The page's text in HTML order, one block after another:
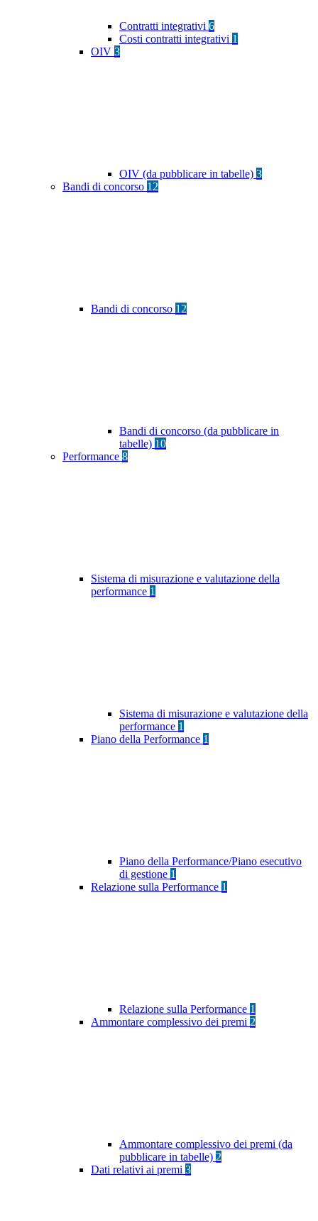
Contratti integrativi 6
Costi contratti integrativi 1
OIV 3
OIV (da pubblicare in tabelle) 3
Bandi di concorso 12
Bandi di concorso 12
Bandi di concorso (da pubblicare in
tabelle) 10
Performance 8
Sistema di misurazione e valutazione della
performance 1
Sistema di misurazione e valutazione della
performance 1
Piano della Performance 1
Piano della Performance/Piano esecutivo
di gestione 1
Relazione sulla Performance 1
Relazione sulla Performance 1
Ammontare complessivo dei premi 2
Ammontare complessivo dei premi (da
pubblicare in tabelle) 2
Dati relativi ai premi 3